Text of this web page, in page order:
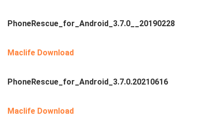
PhoneRescue_for_Android_3.7.0__20190228
Maclife Download
PhoneRescue_for_Android_3.7.0.20210616
Maclife Download